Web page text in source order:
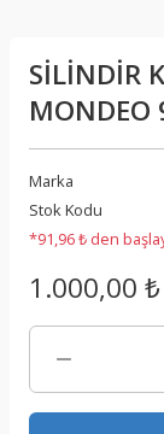
SİLİNDİR
MONDEO
Marka
Stok Kodu
*91,96 ₺ den
1.000,00 ₺